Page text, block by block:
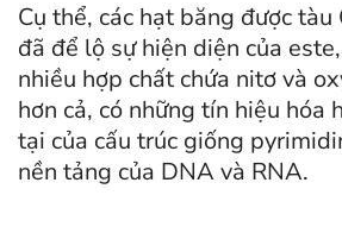
Cụ thể, các hạt băng được
đã để lộ sự hiện diện của
nhiều hợp chất chứa nitơ và
hơn cả, có những tín hiệu hóa
tại của cấu trúc giống
nền tảng của DNA và RNA.